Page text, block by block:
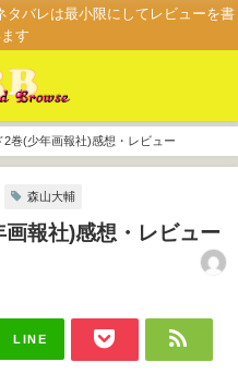
バレは最小限にしてレビューを書
す
2巻(少年画報社)感想・レビュー
森山大輔
報社)感想・レビュー
LINE